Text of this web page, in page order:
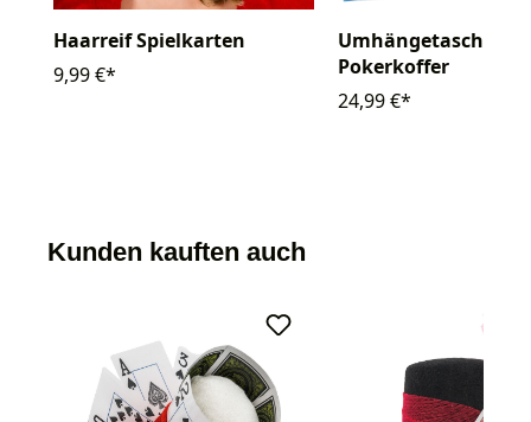
Haarreif Spielkarten
9,99 €*
Umhängetasche
Pokerkoffer
24,99 €*
Kunden kauften auch